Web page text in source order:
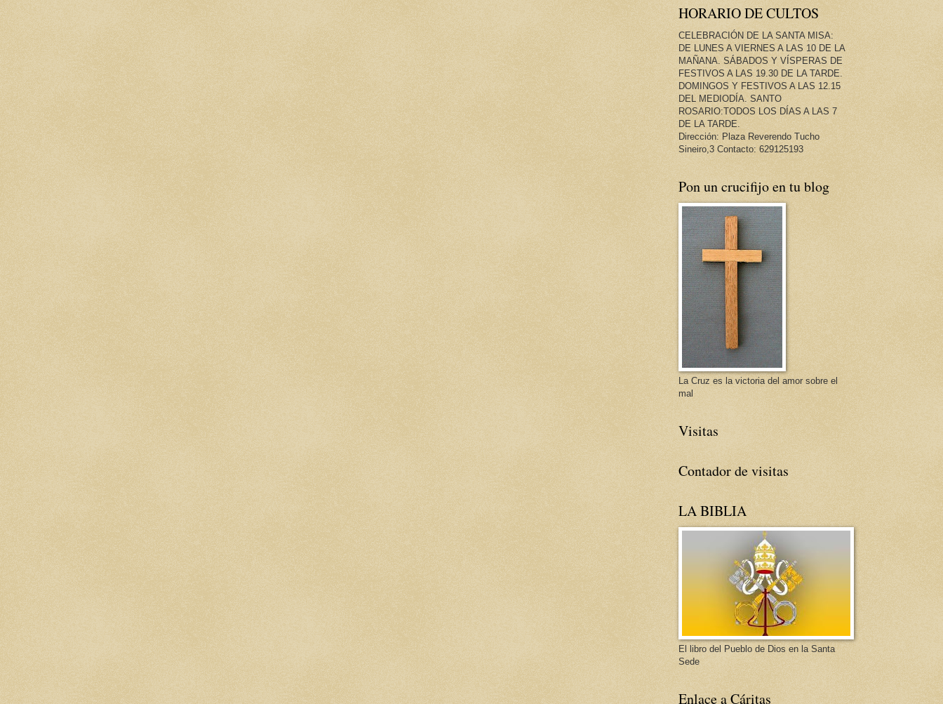
HORARIO DE CULTOS
CELEBRACIÓN DE LA SANTA MISA:
DE LUNES A VIERNES A LAS 10 DE LA
MAÑANA. SÁBADOS Y VÍSPERAS DE
FESTIVOS A LAS 19.30 DE LA TARDE.
DOMINGOS Y FESTIVOS A LAS 12.15
DEL MEDIODÍA. SANTO
ROSARIO:TODOS LOS DÍAS A LAS 7
DE LA TARDE.
Dirección: Plaza Reverendo Tucho
Sineiro,3 Contacto: 629125193
Pon un crucifijo en tu blog
La Cruz es la victoria del amor sobre el
mal
Visitas
Contador de visitas
LA BIBLIA
El libro del Pueblo de Dios en la Santa
Sede
Enlace a Cáritas